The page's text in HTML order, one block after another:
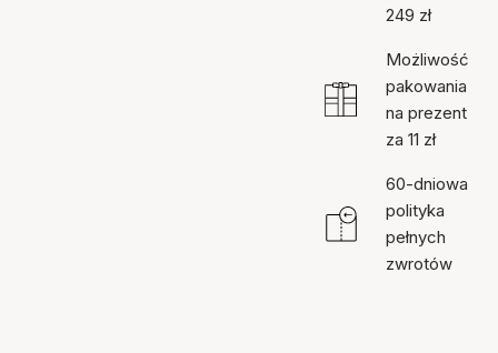
249 zł
Możliwość
pakowania
na prezent
za 11 zł
60-dniowa
polityka
pełnych
zwrotów